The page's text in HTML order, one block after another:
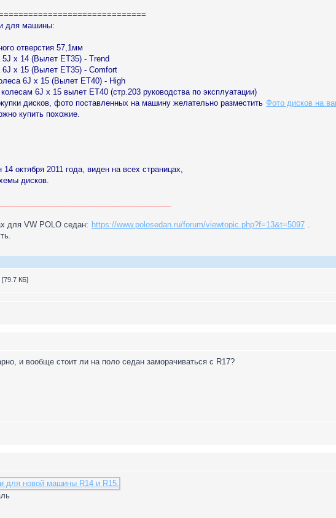
для машины:
отверстия 57,1мм
x 14 (Вылет ЕТ35) - Trend
6J x 15 (Вылет ЕТ35) - Comfort
6J x 15 (Вылет ЕТ40) - High
6J x 15 вылет ЕТ40 (стр.203 руководства по эксплуатации)
дисков, фото поставленных на машину желательно разместить Фото дисков на
купить похожие.
октября 2011 года, виден на всех страницах,
дисков.
для VW POLO седан: https://www.polosedan.ru/forum/viewtopic.php?f=13&t=5097 .
[79.7 КБ]
и вообще стоит ли на поло седан заморачиваться с R17?